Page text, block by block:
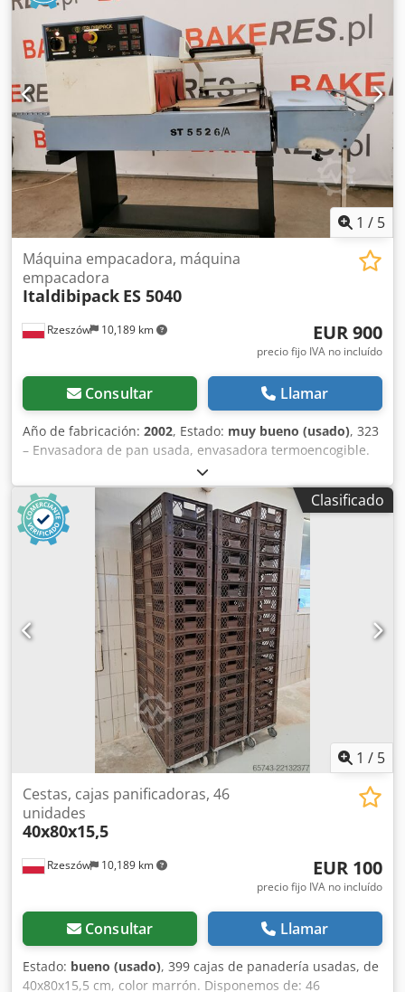
1 / 5
Rzeszów 10,189 km
Máquina empacadora, máquina
empacadora
Italdibipack ES 5040
EUR 900
precio fijo IVA no incluído
Consultar Llamar
Año de fabricación: 2002, Estado: muy bueno (usado), 323
– Envasadora de pan usada, envasadora termoencogible.
La máquina está en buen estado, revisada y no requiere
reparaciones. Disponemos de 2 unidades. DIMENSIONES
EXTERNAS (en cm): Dsdjgufhmjpfx Aftock - Longitud: 190, -
Ancho: 78, - Altura: 135, - Dimensiones del embalaje:
40x45. Los equipos están disponibles para su inspección
en nuestro almacén (36-068 Bachórz, Polonia). Opciones
adicionales disponibles con coste adicional: transporte,
montaje y puesta en marcha del equipo. El precio indicado
es el precio neto. HABLAMOS INGLÉS, ALEMÁN, FRANCÉS,
RUSO Y UCRANIANO.
Clasificado
1 / 5
Rzeszów 10,189 km
Cestas, cajas panificadoras, 46
unidades
40x80x15,5
EUR 100
precio fijo IVA no incluído
Consultar Llamar
Estado: bueno (usado), 399 cajas de panadería usadas, de
40x80x15,5 cm, color marrón. Disponemos de: 46